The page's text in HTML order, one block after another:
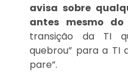
avisa sobre
antes mesmo
transição da TI
quebrou” para a TI
pare”.